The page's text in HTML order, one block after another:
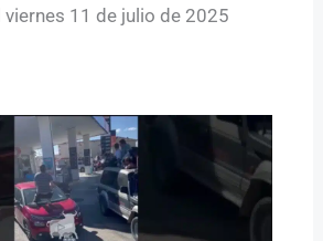
viernes 11 de julio de 2025